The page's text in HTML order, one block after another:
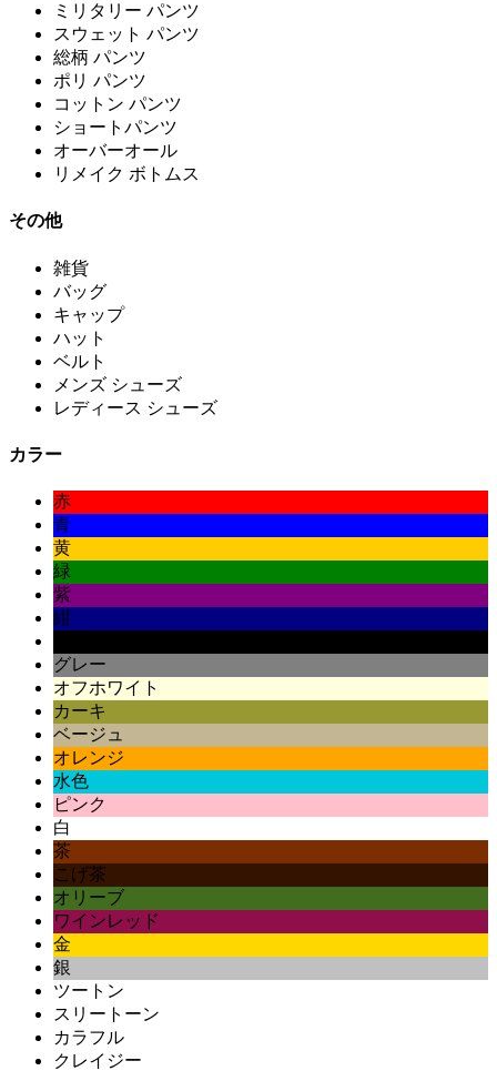
ミリタリー パンツ
スウェット パンツ
総柄 パンツ
ポリ パンツ
コットン パンツ
ショートパンツ
オーバーオール
リメイク ボトムス
その他
雑貨
バッグ
キャップ
ハット
ベルト
メンズ シューズ
レディース シューズ
カラー
赤
青
黄
緑
紫
紺
グレー
オフホワイト
カーキ
ベージュ
オレンジ
水色
ピンク
白
茶
こげ茶
オリーブ
ワインレッド
金
銀
ツートン
スリートーン
カラフル
クレイジー